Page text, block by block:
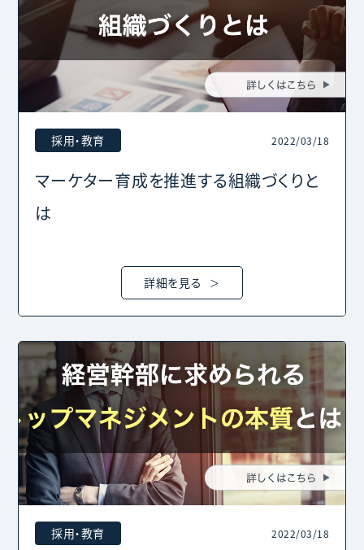
採用・教育 2022/03/18
マーケター育成を推進する組織づくりと
は
詳細を見る
採用・教育 2022/03/18